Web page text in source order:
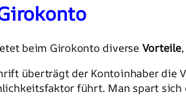
beim Girokonto diverse Vorteile
überträgt der Kontoinhaber die
führt. Man spart